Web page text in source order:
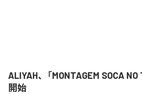
ALIYAH、「MONTAGEM SOCA
開始